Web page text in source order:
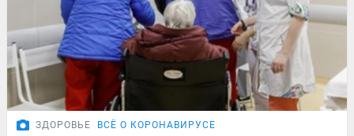
ЗДОРОВЬЕ ВСЁ О КОРОНАВИРУСЕ